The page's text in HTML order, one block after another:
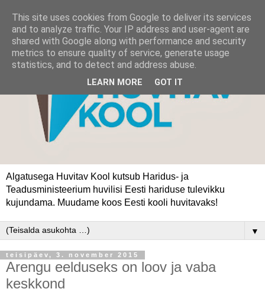
Algatusega Huvitav Kool kutsub Haridus- ja
Teadusministeerium huvilisi Eesti hariduse tulevikku
kujundama. Muudame koos Eesti kooli huvitavaks!
▼
teisipäev, 3. november 2015
Arengu eelduseks on loov ja vaba
keskkond
This site uses cookies from Google to deliver its services
and to analyze traffic. Your IP address and user-agent are
shared with Google along with performance and security
metrics to ensure quality of service, generate usage
statistics, and to detect and address abuse.
LEARN MORE GOT IT